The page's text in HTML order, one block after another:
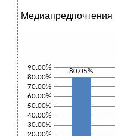
Медиапредпочтения